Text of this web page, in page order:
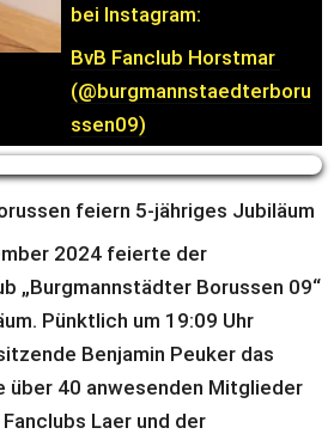
bei Instagram:
BvB Fanclub Horstmar
(@burgmannstaedterboru
ssen09)
feiern 5-jähriges Jubiläum
2024 feierte der
„Burgmannstädter Borussen 09“
Pünktlich um 19:09 Uhr
Benjamin Peuker das
über 40 anwesenden Mitglieder
Laer und der